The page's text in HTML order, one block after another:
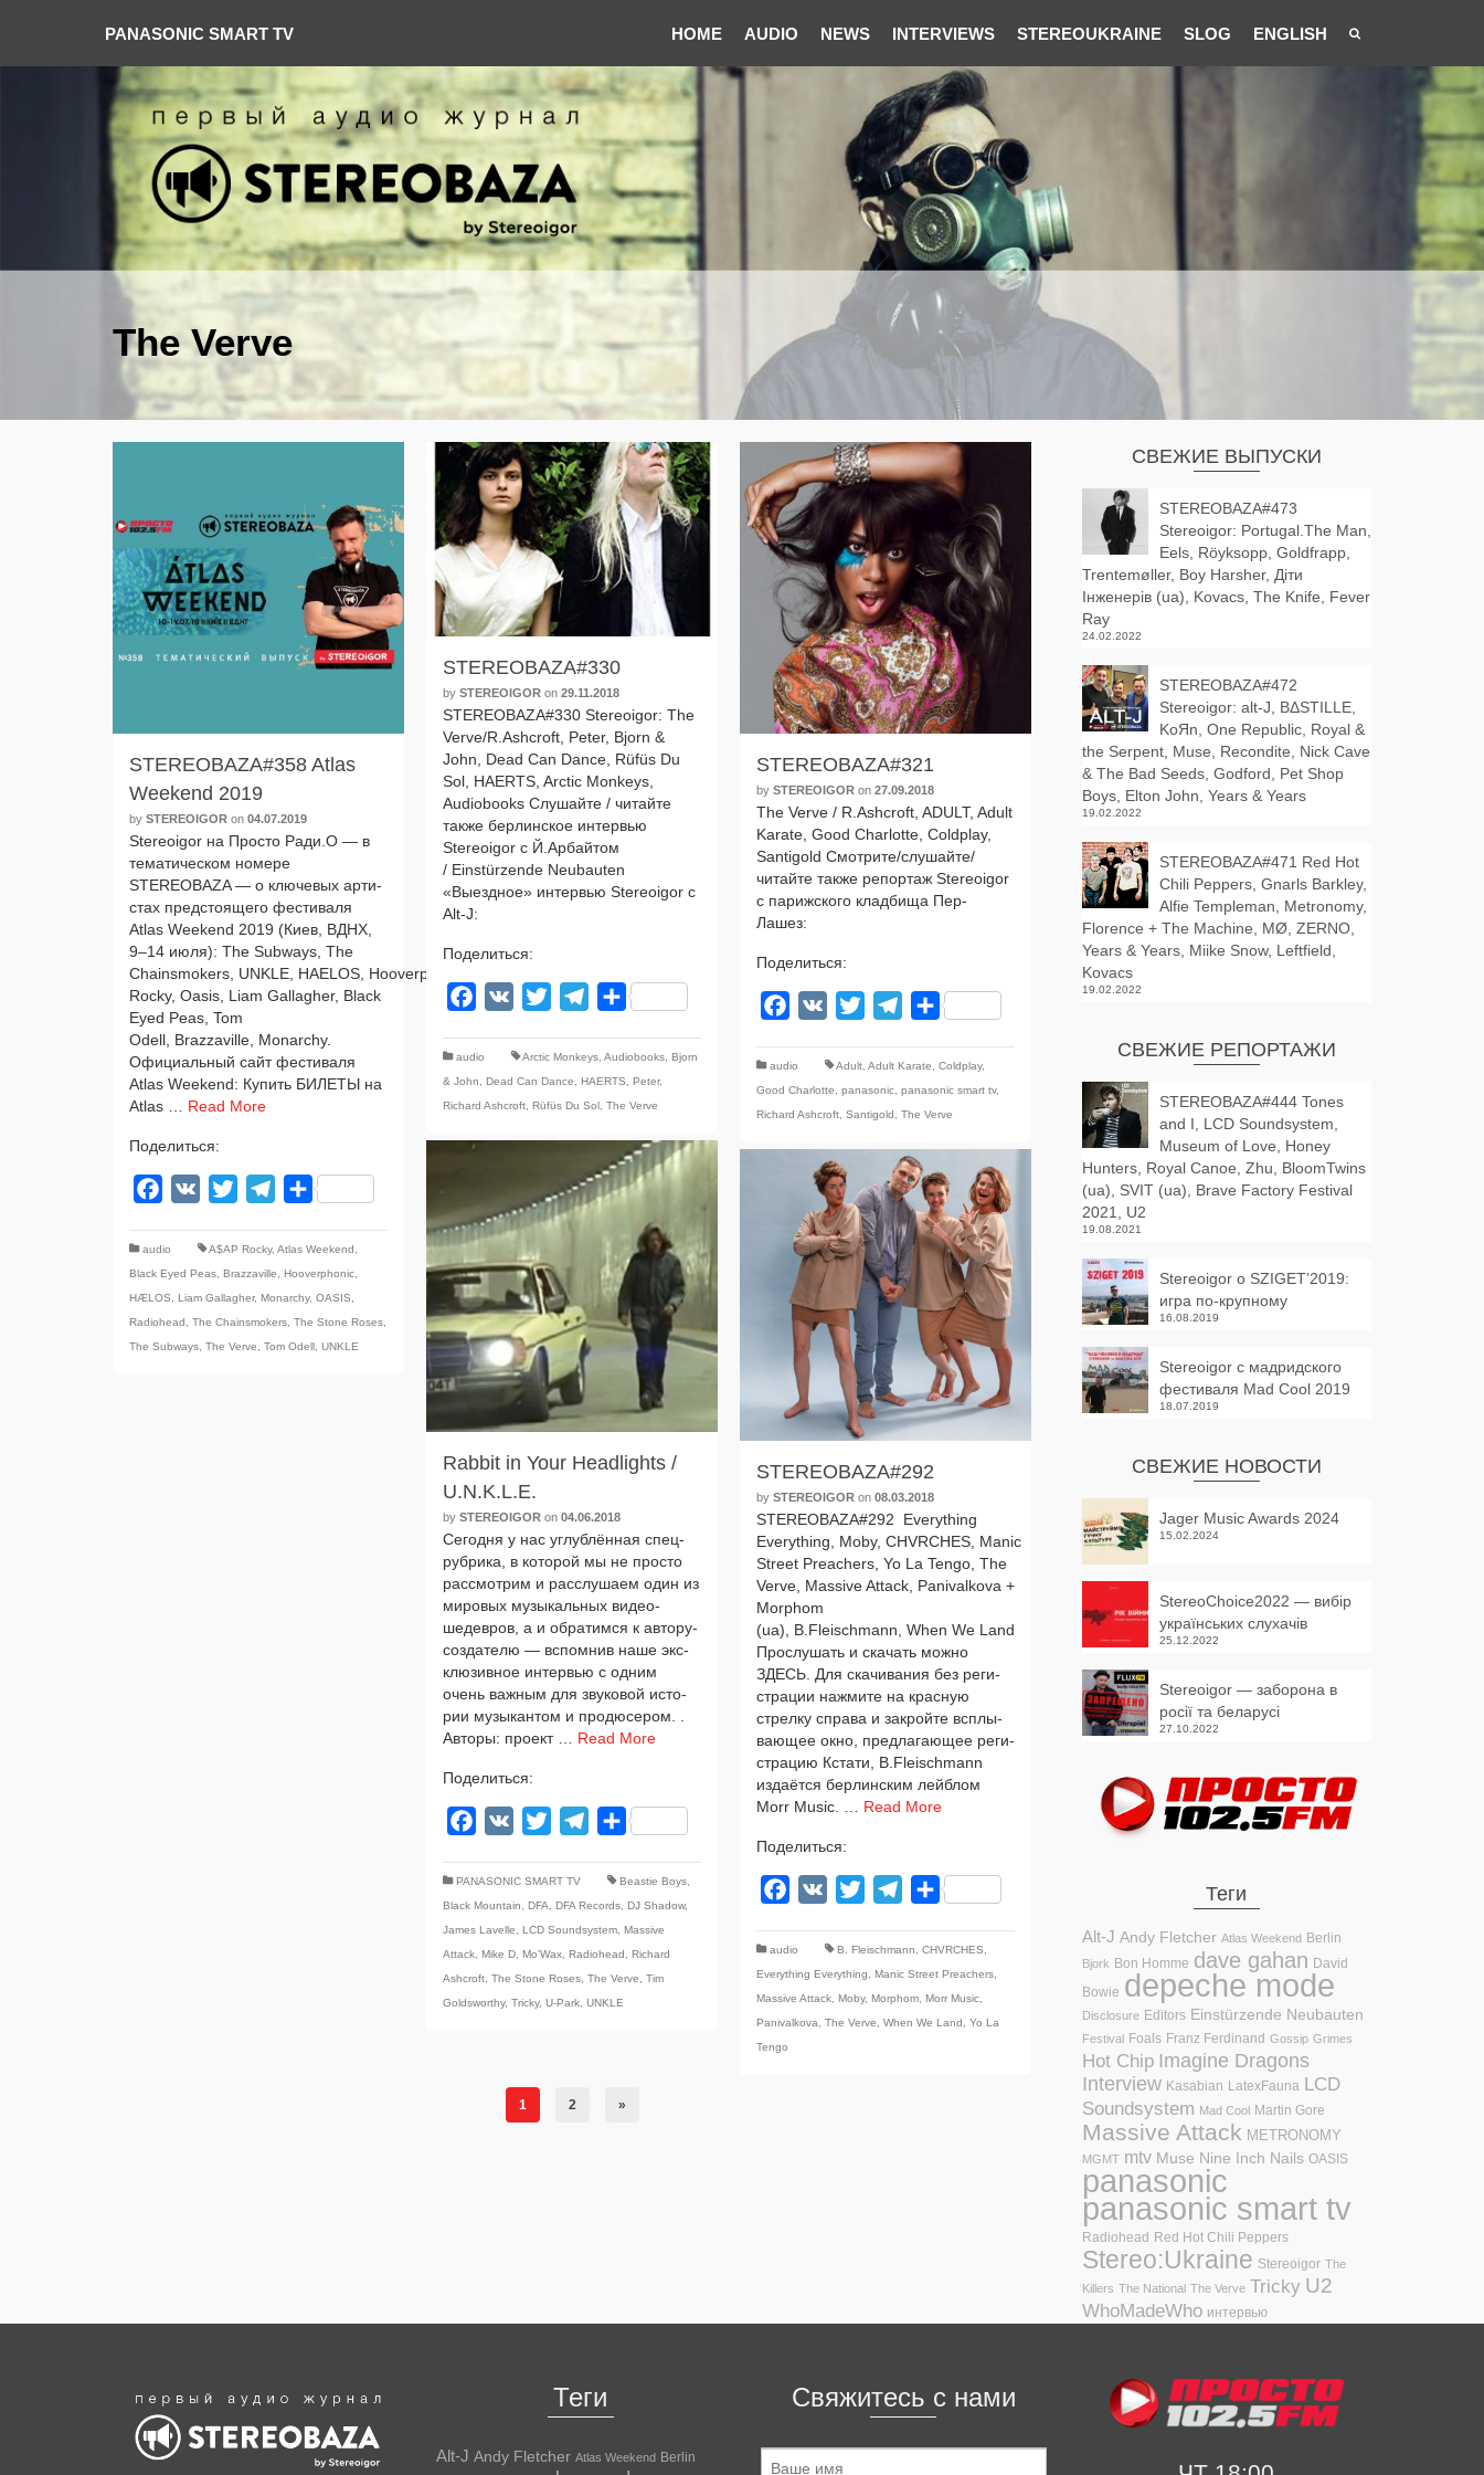
PANASONIC SMART TV HOME AUDIO NEWS INTERVIEWS STEREOUKRAINE SLOG ENGLISH
The Verve
STEREOBAZA#358 Atlas
Weekend 2019
by STEREOIGOR on 04.07.2019
Stereoigor на Просто Ради.О — в
тема­ти­че­ском номе­ре
STEREOBAZA — о клю­че­вых арти­
стах пред­сто­я­ще­го фести­ва­ля
Atlas Weekend 2019 (Киев, ВДНХ,
9–14 июля): The Subways, The
Chainsmokers, UNKLE, HAELOS, Hooverphonic, A$AP
Rocky, Oasis, Liam Gallagher, Black
Eyed Peas, Tom
Odell, Brazzaville, Monarchy.
Официальный сайт фести­ва­ля
Atlas Weekend: Купить БИЛЕТЫ на
Atlas … Read More
Поделиться:
Facebook
VK Twitter TelegramОтправить
audio A$AP Rocky, Atlas Weekend
Black Eyed Peas Brazzaville Hooverphonic
HÆLOS
Liam Gallagher, Monarchy, OASIS
Radiohead
The Chainsmokers The Stone Roses
The Subways The Verve Tom Odell UNKLE
STEREOBAZA#330
bySTEREOIGOR on29.11.2018
STEREOBAZA#330 Stereoigor: The
Verve/R.Ashcroft, Peter, Bjorn &
John, Dead Can Dance, Rüfüs Du
Sol, HAERTS, Arctic Monkeys,
Audiobooks Слушайте / читай­те
так­же бер­лин­ское интер­вью
Stereoigor с Й.Арбайтом
/ Einstürzende Neubauten
«Выездное» интер­вью Stereoigor с
Alt‑J:
Поделиться:
Facebook
VK TwitterTelegramОтправить
audio Arctic Monkeys ,Audiobooks ,Bjorn
& John
,Dead Can Dance ,HAERTS ,Peter,
Richard Ashcroft ,Rüfüs Du Sol ,The Verve
STEREOBAZA#321
bySTEREOIGOR on27.09.2018
The Verve / R.Ashcroft, ADULT, Adult
Karate, Good Charlotte, Coldplay,
Santigold Смотрите/слушайте/
читайте так­же репор­таж Stereoigor
с париж­ско­го клад­би­ща Пер-
Лашез:
Поделиться:
Facebook
VK TwitterTelegramОтправить
audio Adult ,Adult Karate ,Coldplay,
Good Charlotte
,panasonic ,panasonic smart tv,
Richard Ashcroft ,Santigold ,The Verve
Rabbit in Your Headlights /
U.N.K.L.E.
bySTEREOIGOR on04.06.2018
Сегодня у нас углуб­лён­ная спец­
руб­ри­ка, в кото­рой мы не про­сто
рас­смот­рим и рас­слу­ша­ем один из
миро­вых музы­каль­ных видео-
шедевров, а и обра­тим­ся к автору-
создателю — вспом­нив наше экс­
клю­зив­ное интер­вью с одним
очень важ­ным для зву­ко­вой исто­
рии музы­кан­том и про­дю­се­ром. .
Авторы: про­ект … Read More
Поделиться:
Facebook
VK TwitterTelegramОтправить
PANASONIC SMART TV Beastie Boys
Black Mountain
,DFA ,DFA Records ,DJ Shadow,
James Lavelle
,LCD Soundsystem ,Massive
Attack ,Mike D ,Mo'Wax ,Radiohead ,Richard
Ashcroft ,The Stone Roses ,The Verve ,Tim
Goldsworthy,Tricky,U-Park ,UNKLE
STEREOBAZA#292
bySTEREOIGOR on08.03.2018
STEREOBAZA#292 Everything
Everything, Moby, CHVRCHES, Manic
Street Preachers, Yo La Tengo, The
Verve, Massive Attack, Panivalkova +
Morphom
(ua), B.Fleischmann, When We Land
Прослушать и ска­чать мож­но
ЗДЕСЬ. Для ска­чи­ва­ния без реги­
стра­ции нажми­те на крас­ную
стрел­ку спра­ва и закрой­те всплы­
ва­ю­щее окно, пред­ла­га­ю­щее реги­
стра­цию Кстати, B.Fleischmann
изда­ёт­ся бер­лин­ским лей­б­лом
Morr Music. … Read More
Поделиться:
Facebook
VK TwitterTelegramОтправить
audio B. Fleischmann,CHVRCHES,
Everything Everything,Manic Street Preachers,
Massive Attack,Moby,Morphom,Morr Music,
Panivalkova,The Verve,When We Land,Yo La
Tengo
1 2 »
СВЕЖИЕ ВЫПУСКИ
STEREOBAZA#473
Stereoigor: Portugal.The Man,
Eels, Röyksopp, Goldfrapp,
Trentemøller, Boy Harsher, Діти
Інженерів (ua), Kovacs, The Knife, Fever
Ray
24.02.2022
STEREOBAZA#472
Stereoigor: alt‑J, BΔSTILLE,
KoЯn, One Republic, Royal &
the Serpent, Muse, Recondite, Nick Cave
& The Bad Seeds, Godford, Pet Shop
Boys, Elton John, Years & Years
19.02.2022
STEREOBAZA#471 Red Hot
Chili Peppers, Gnarls Barkley,
Alfie Templeman, Metronomy,
Florence + The Machine, MØ, ZERNO,
Years & Years, Miike Snow, Leftfield,
Kovacs
19.02.2022
СВЕЖИЕ РЕПОРТАЖИ
STEREOBAZA#444 Tones
and I, LCD Soundsystem,
Museum of Love, Honey
Hunters, Royal Canoe, Zhu, BloomTwins
(ua), SVIT (ua), Brave Factory Festival
2021, U2
19.08.2021
Stereoigor о SZIGET’2019:
игра по-крупному
16.08.2019
Stereoigor с мадридского
фестиваля Mad Cool 2019
18.07.2019
СВЕЖИЕ НОВОСТИ
Jager Music Awards 2024
15.02.2024
StereoChoice2022 — вибір
українських слухачів
25.12.2022
Stereoigor — заборона в
росії та беларусі
27.10.2022
Теги
Alt-J Andy Fletcher Atlas Weekend Berlin
Bjork Bon Homme dave gahan David
Bowie depeche mode
Disclosure Editors Einstürzende Neubauten
Festival Foals Franz Ferdinand Gossip Grimes
Hot Chip Imagine Dragons
Interview Kasabian LatexFauna LCD
Soundsystem Mad Cool Martin Gore
Massive Attack METRONOMY
MGMT mtv Muse Nine Inch Nails OASIS
panasonic
panasonic smart tv
Radiohead Red Hot Chili Peppers
Stereo:Ukraine Stereoigor The
Killers The National The Verve Tricky U2
WhoMadeWho интервью
Теги
Alt-J Andy Fletcher Atlas Weekend Berlin
Свяжитесь с нами